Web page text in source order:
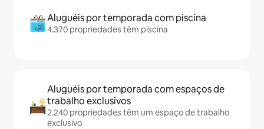
Aluguéis por temporada com piscina
4.370 propriedades têm piscina
Aluguéis por temporada com espaços de
trabalho exclusivos
2.240 propriedades têm um espaço de trabalho
exclusivo